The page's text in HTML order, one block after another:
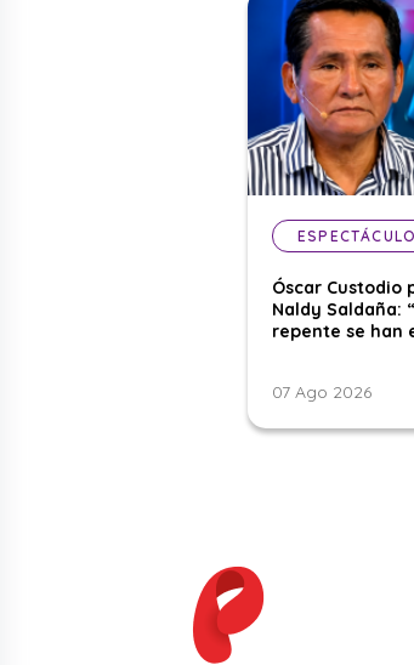
Óscar Custodio
Naldy Saldaña:
repente se han
07 Ago 2026